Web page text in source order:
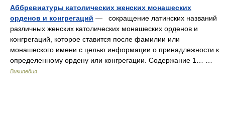
Аббревиатуры католических женских монашеских
орденов и конгрегаций — сокращение латинских названий
различных женских католических монашеских орденов и
конгрегаций, которое ставится после фамилии или
монашеского имени с целью информации о принадлежности к
определенному ордену или конгрегации. Содержание 1… …
Википедия